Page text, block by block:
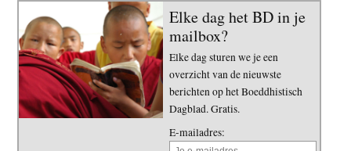
Elke dag het BD in je
mailbox?
Elke dag sturen we je een
overzicht van de nieuwste
berichten op het Boeddhistisch
Dagblad. Gratis.
E-mailadres: